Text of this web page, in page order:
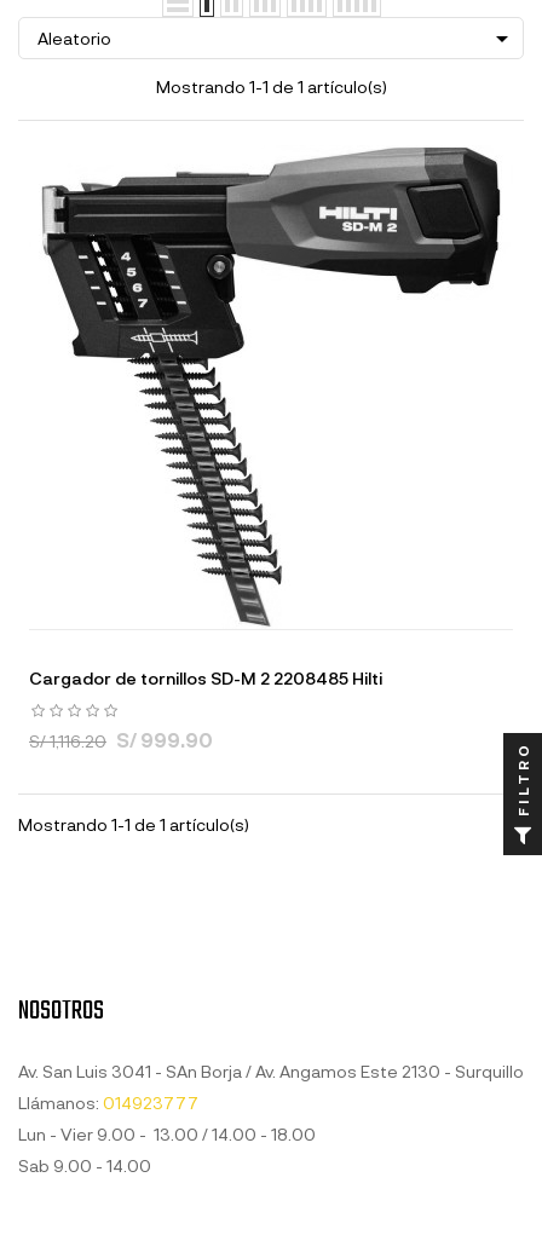
Aleatorio 
Mostrando 1-1 de 1 artículo(s)
Cargador de tornillos SD-M 2 2208485 Hilti
S/ 1,116.20 S/ 999.90
Mostrando 1-1 de 1 artículo(s)
NOSOTROS
Av. San Luis 3041 - SAn Borja / Av. Angamos Este 2130 - Surquillo
Llámanos: 014923777
Lun - Vier 9.00 - 13.00 / 14.00 - 18.00
Sab 9.00 - 14.00
FILTRO